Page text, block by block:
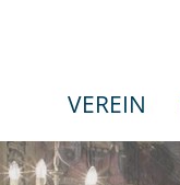
VEREIN